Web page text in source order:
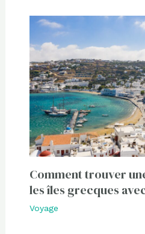
Comment trouver
les îles grecques
Voyage